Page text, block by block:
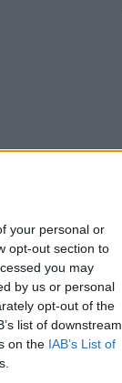
your personal or
opt-out section to
you may
by us or personal
opt-out of the
list of downstream
on the IAB’s List of